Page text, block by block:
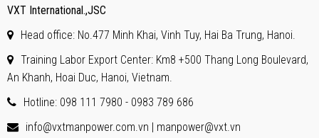
VXT International.,JSC
Head office: No.477 Minh Khai, Vinh Tuy, Hai Ba Trung, Hanoi.
Training Labor Export Center: Km8 +500 Thang Long Boulevard,
An Khanh, Hoai Duc, Hanoi, Vietnam.
Hotline: 098 111 7980 - 0983 789 686
info@vxtmanpower.com.vn | manpower@vxt.vn